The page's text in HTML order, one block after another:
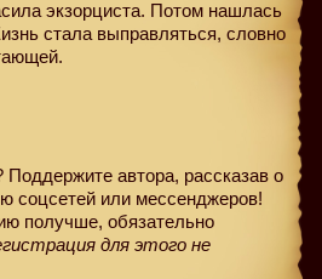
экзорциста. Потом нашлась
стала выправляться, словно
Поддержите автора, рассказав о
соцсетей или мессенджеров!
получше, обязательно
для этого не